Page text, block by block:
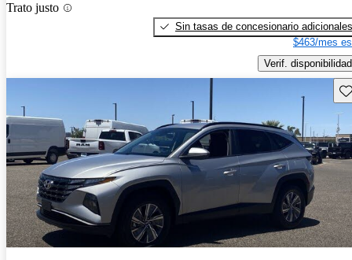
Trato justo
Sin tasas de concesionario adicionales
$463/mes
Verif. disponibilidad